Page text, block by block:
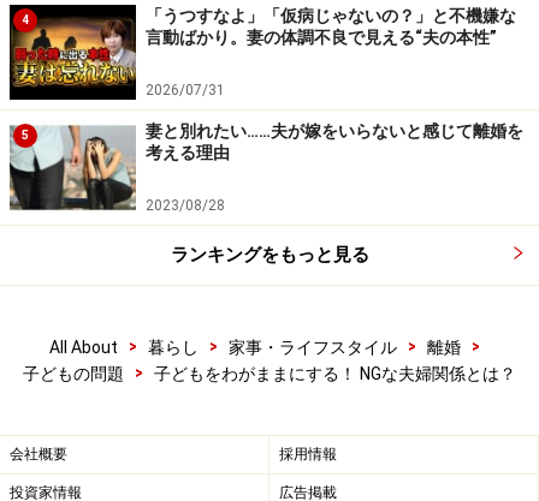
子どもが育ってくれればよいですが、「こういうも
のなのだ」と刷り込まれてしまうと、「人が助けを
求めていても、面倒くさかったり疲れていれば、何
もしなくていいのだ、無視してもいいのだ」という
考え方を育ててしまいます。
親が必死で子どもをいい子に育てようと努力をしていて
ことがあるのです。「ちゃんと教育しているのに、子ど
もが言うことを聞かない、わがままで困ってしまう」と
夫婦の仲を見直してみませんか？ もしドキッ！と思い当
たるフシのある方は、今からでもお互いに思いやり、協
4
「うつすなよ」「仮病じゃないの？」と不機嫌な
言動ばかり。妻の体調不良で見える“夫の本性”
2026/07/31
5
妻と別れたい……夫が嫁をいらないと感じて離婚を
考える理由
2023/08/28
ランキングをもっと見る
All About > 暮らし > 家事・ライフスタイル > 離婚
>
子どもの問題
> 子どもをわがままにする！ NGな夫婦関係とは？
会社概要 採用情報
投資家情報 広告掲載